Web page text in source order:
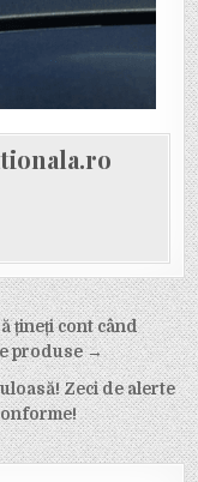
țineți cont când
produse →
Zeci de alerte